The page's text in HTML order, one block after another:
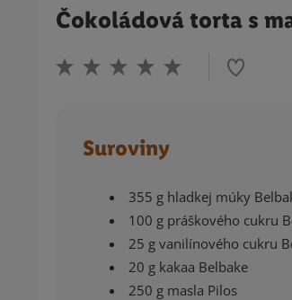
Čokoládová torta s
Suroviny
355 g hladkej múky
100 g práškového cukru
25 g vanilínového cukru
20 g kakaa Belbake
250 g masla Pilos